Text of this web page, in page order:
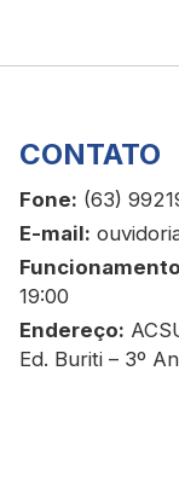
CONTATO
Fone: (63)
E-mail:
19:00
Endereço:
Ed. Buriti – 3º